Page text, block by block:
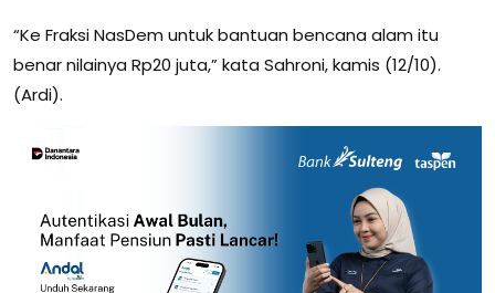
“Ke Fraksi NasDem untuk bantuan bencana alam itu
benar nilainya Rp20 juta,” kata Sahroni, kamis (12/10).
(Ardi).